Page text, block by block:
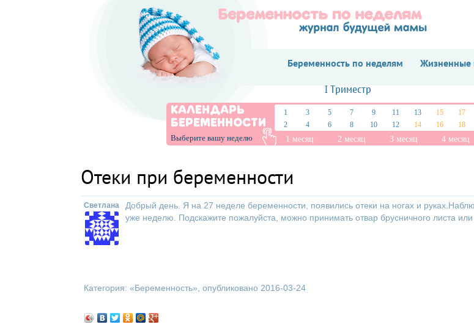
Беременность по неделям Жизненные
I Триместр
КАЛЕНДАРЬ
БЕРЕМЕННОСТИ
Выберите вашу неделю
1 3 5 7 9 11 13 15 17
2
4 6 8 10 12 14 16 18
1 месяц 2 месяц 3 месяц 4 месяц
Отеки при беременности
Светлана
Добрый день. Я на 27 неделе беременности, появились отеки на ногах и
уже неделю. Подскажите пожалуйста, можно принимать отвар брусничного листа или
Категория: «Беременность», опубликовано 2016-03-24